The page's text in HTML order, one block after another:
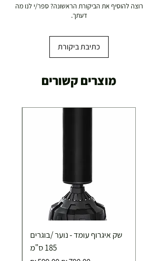
רוצה להוסיף את הביקורת הראשונה? ספר/י לנו מה
דעתך.
כתיבת ביקורת
מוצרים קשורים
שק איגרוף עומד - נוער /בוגרים
185 ס"מ